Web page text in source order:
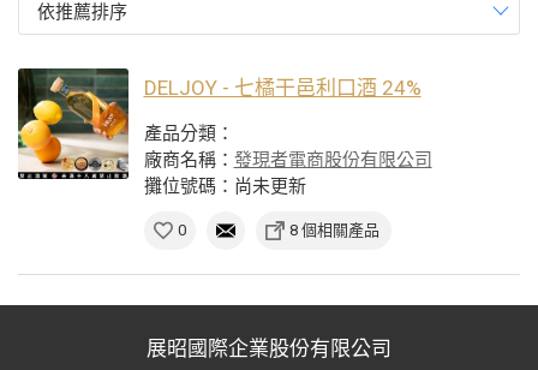
依推薦排序
DELJOY - 七橘干邑利口酒 24%
產品分類：
廠商名稱： 發現者電商股份有限公司
攤位號碼：尚未更新
0 8 個相關產品
展昭國際企業股份有限公司